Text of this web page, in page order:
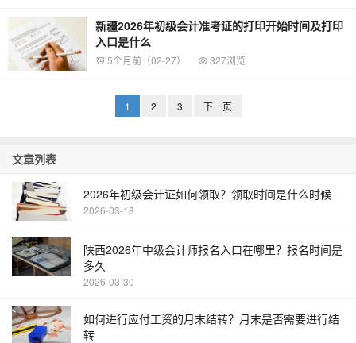
新疆2026年初级会计准考证的打印开始时间及打印
入口是什么
5个月前（02-27） 327浏览
1 2 3 下一页
文章列表
2026年初级会计证如何领取？领取时间是什么时候
2026-03-18
陕西2026年中级会计师报名入口在哪里？报名时间是
多久
2026-03-30
如何进行应付工资的月末结转？月末是否需要进行结
转